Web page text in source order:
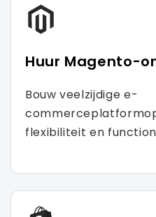
Huur Magento-
Bouw veelzijdige e-
flexibiliteit en